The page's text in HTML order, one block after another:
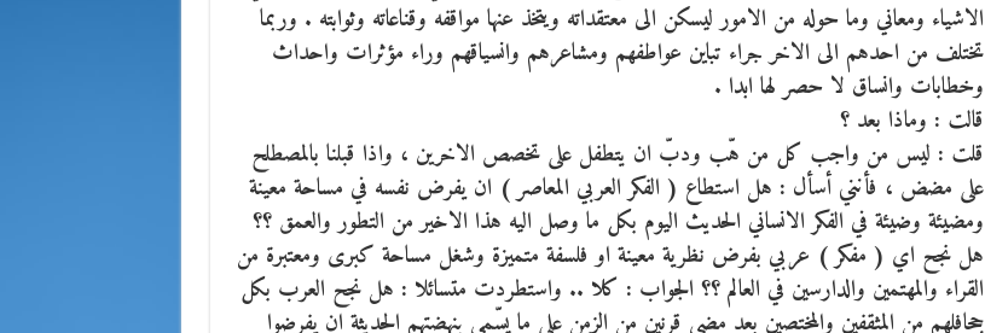
الاشياء ومعاني وما حوله من الامور ليسكن الى معتقداته ويتخذ عنها مواقفه وقناعاته وثوابته . وربما
تختلف من احدهم الى الاخر جراء تباين عواطفهم ومشاعرهم وانسياقهم وراء مؤثرات واحداث
وخطابات وانساق لا حصر لها ابدا .
قالت : وماذا بعد ؟
قلت : ليس من واجب كل من هّب ودبّ ان يتطفل على تخصص الاخرين ، واذا قبلنا بالمصطلح
على مضض ، فأنني أسأل : هل استطاع ( الفكر العربي المعاصر ) ان يفرض نفسه في مساحة معينة
ومضيئة وضيئة في الفكر الانساني الحديث اليوم بكل ما وصل اليه هذا الاخير من التطور والعمق ؟؟
هل نجح اي ( مفكر ) عربي بفرض نظرية معينة او فلسفة متميزة وشغل مساحة كبرى ومعتبرة من
القراء والمهتمين والدارسين في العالم ؟؟ الجواب : كلا .. واستطردت متسائلا : هل نجح العرب بكل
جحافلهم من المثقفين والمختصين بعد مضي قرنين من الزمن على ما يسّمى بنهضتهم الحديثة ان يفرضوا